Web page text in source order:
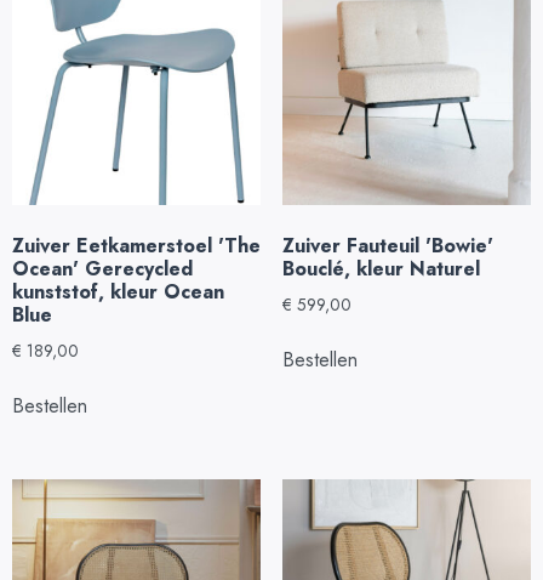
Zuiver Eetkamerstoel 'The
Ocean' Gerecycled
kunststof, kleur Ocean
Blue
€ 189,00
Bestellen
Zuiver Fauteuil 'Bowie'
Bouclé, kleur Naturel
€ 599,00
Bestellen